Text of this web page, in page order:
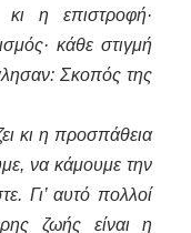
κι η επιστροφή·
κάθε στιγμή
Σκοπός της
κι η προσπάθεια
να κάμουμε την
Γι’ αυτό πολλοί
ζωής είναι η